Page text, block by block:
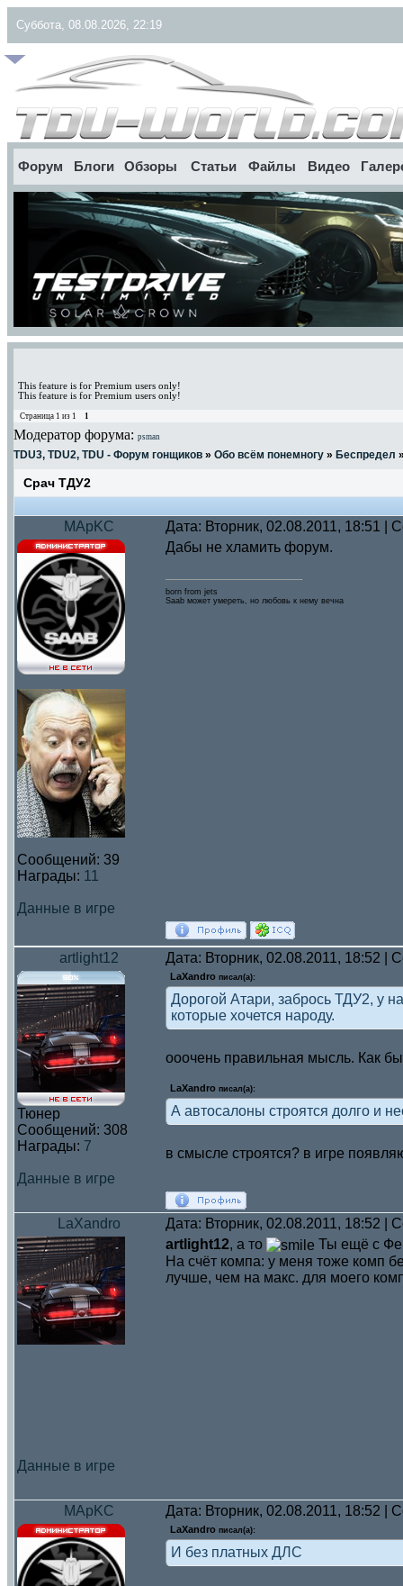
Суббота, 08.08.2026, 22:19
Форум Блоги Обзоры Статьи Файлы Видео
This feature is for Premium users only!
This feature is for Premium users only!
Страница 1 из 1 1
Модератор форума: psman
TDU3, TDU2, TDU - Форум гонщиков » Обо всём понемногу » Беспредел
Срач ТДУ2
MApKC Дата: Вторник, 02.08.2011, 18:51 |
Сообщений: 39
Награды: 11
Данные в игре
Дабы не хламить форум.
born from jets
Saab может умереть, но любовь к нему вечна
artlight12 Дата: Вторник, 02.08.2011, 18:52 |
Тюнер
Сообщений: 308
Награды: 7
Данные в игре
LaXandro писал(а):
Дорогой Атари, забрось ТДУ2, у
которые хочется народу.
ооочень правильная мысль. Как
LaXandro писал(а):
А автосалоны строятся долго и
в смысле строятся? в игре
LaXandro Дата: Вторник, 02.08.2011, 18:52 |
Данные в игре
artlight12, а то
Ты ещё с
На счёт компа: у меня тоже комп
лучше, чем на макс. для моего
MApKC Дата: Вторник, 02.08.2011, 18:52 |
LaXandro писал(а):
И без платных ДЛС